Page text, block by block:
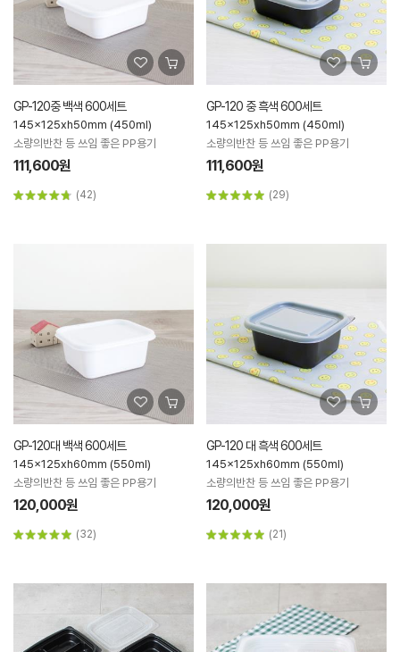
GP-120중 백색 600세트
145x125xh50mm (450ml)
소량의반찬 등 쓰임 좋은 PP용기
111,600원
(42)
GP-120 중 흑색 600세트
145x125xh50mm (450ml)
소량의반찬 등 쓰임 좋은 PP용기
111,600원
(29)
GP-120대 백색 600세트
145x125xh60mm (550ml)
소량의반찬 등 쓰임 좋은 PP용기
120,000원
(32)
GP-120 대 흑색 600세트
145x125xh60mm (550ml)
소량의반찬 등 쓰임 좋은 PP용기
120,000원
(21)